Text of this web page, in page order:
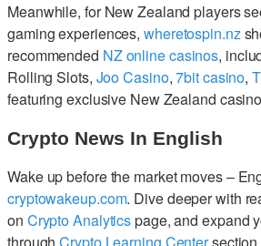
Meanwhile, for New Zealand players
gaming experiences, wheretospin.nz
recommended NZ online casinos,
Rolling Slots, Joo Casino,7bit casino,
featuring exclusive New Zealand
Crypto News In English
Wake up before the market moves –
cryptowakeup.com. Dive deeper with
on Crypto Analyticspage, and expand